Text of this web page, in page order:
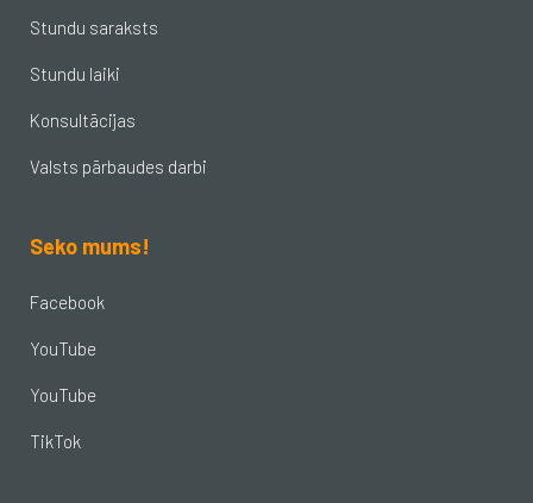
Stundu saraksts
Stundu laiki
Konsultācijas
Valsts pārbaudes darbi
Seko mums!
Facebook
YouTube
YouTube
TikTok